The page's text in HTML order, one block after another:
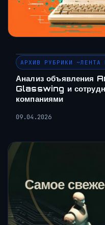
АРХИВ РУБРИКИ ~ЛЕНТА
Анализ объявления
Glasswing и
компаниями
09.04.2026